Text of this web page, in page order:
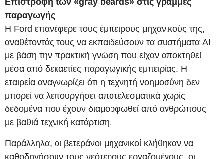
Επιστροφή των «gray beards» στις γραμμές
παραγωγής
Η Ford επανέφερε τους έμπειρους μηχανικούς της,
αναθέτοντάς τους να εκπαιδεύσουν τα συστήματα AI
με βάση την πρακτική γνώση που είχαν αποκτηθεί
μέσα από δεκαετίες παραγωγικής εμπειρίας. Η
εταιρεία αναγνωρίζει ότι η τεχνητή νοημοσύνη δεν
μπορεί να λειτουργήσει αποτελεσματικά χωρίς
δεδομένα που έχουν διαμορφωθεί από ανθρώπους
με βαθιά τεχνική κατάρτιση.
Παράλληλα, οι βετεράνοι μηχανικοί κλήθηκαν να
καθοδηγήσουν τους νεότερους εργαζομένους, οι